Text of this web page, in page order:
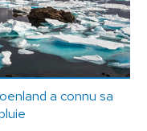
a connu sa